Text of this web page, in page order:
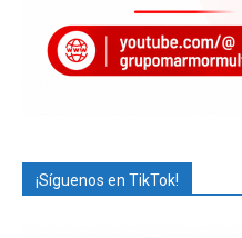
¡Síguenos en TikTok!